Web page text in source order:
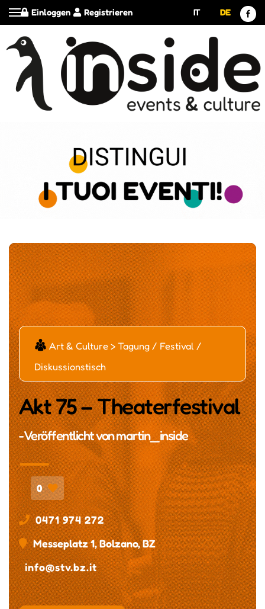
Registrieren
Einloggen IT DE
č Art & Culture > Tagung / Festival /
Diskussionstisch
Akt 75 – Theaterfestival
- Veröffentlicht vonmartin_inside
0
0471 974 272
Messeplatz 1, Bolzano, BZ
info@stv.bz.it